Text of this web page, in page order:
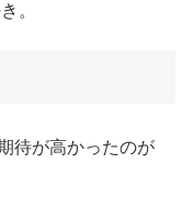
。
待が高かったのが